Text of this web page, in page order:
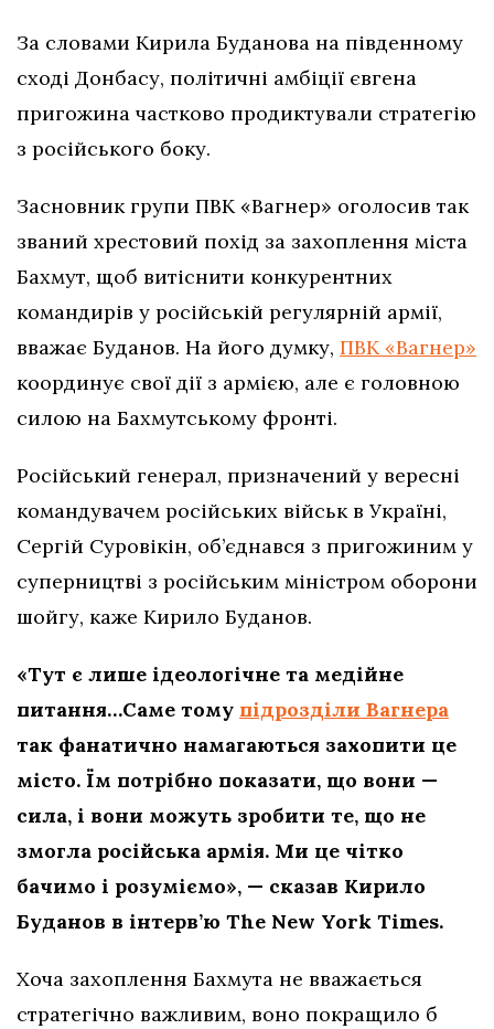
За словами Кирила Буданова на південному
сході Донбасу, політичні амбіції євгена
пригожина частково продиктували стратегію
з російського боку.
Засновник групи ПВК «Вагнер» оголосив так
званий хрестовий похід за захоплення міста
Бахмут, щоб витіснити конкурентних
командирів у російській регулярній армії,
вважає Буданов. На його думку, ПВК «Вагнер»
координує свої дії з армією, але є головною
силою на Бахмутському фронті.
Російський генерал, призначений у вересні
командувачем російських військ в Україні,
Сергій Суровікін, об’єднався з пригожиним у
суперництві з російським міністром оборони
шойгу, каже Кирило Буданов.
«Тут є лише ідеологічне та медійне
питання…Саме тому підрозділи Вагнера
так фанатично намагаються захопити це
місто. Їм потрібно показати, що вони —
сила, і вони можуть зробити те, що не
змогла російська армія. Ми це чітко
бачимо і розуміємо», — сказав Кирило
Буданов в інтерв’ю The New York Times.
Хоча захоплення Бахмута не вважається
стратегічно важливим, воно покращило б